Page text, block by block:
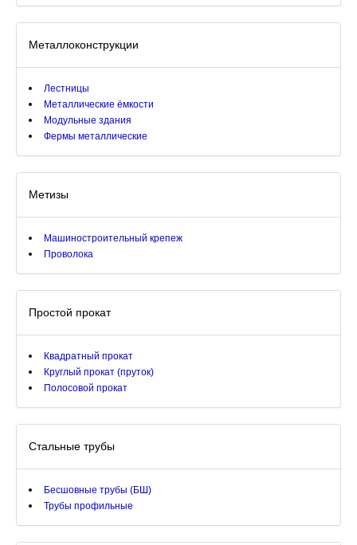
Металлоконструкции
Лестницы
Металлические ёмкости
Модульные здания
Фермы металлические
Метизы
Машиностроительный крепеж
Проволока
Простой прокат
Квадратный прокат
Круглый прокат (пруток)
Полосовой прокат
Стальные трубы
Бесшовные трубы (БШ)
Трубы профильные